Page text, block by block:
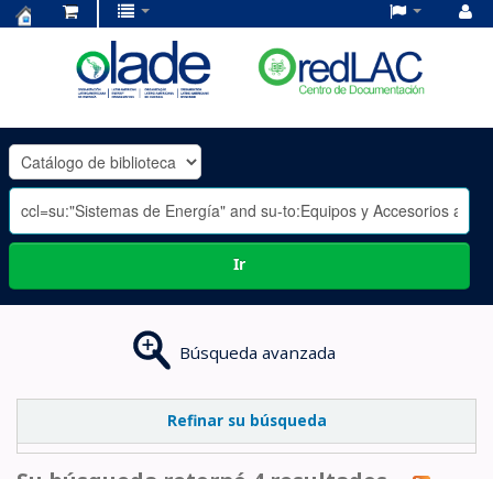
OLADE
-
Ir
Búsqueda avanzada
Refinar su búsqueda